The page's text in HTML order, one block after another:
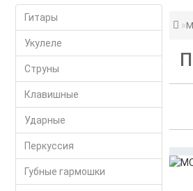
Гитары
Укулеле
Струны
Клавишные
Ударные
Перкуссия
Губные гармошки